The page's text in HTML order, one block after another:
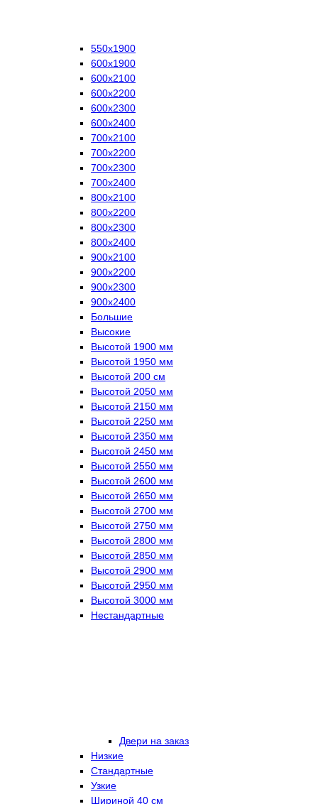
550х1900
600х1900
600х2100
600х2200
600х2300
600х2400
700х2100
700х2200
700х2300
700х2400
800х2100
800х2200
800х2300
800х2400
900х2100
900х2200
900х2300
900х2400
Большие
Высокие
Высотой 1900 мм
Высотой 1950 мм
Высотой 200 см
Высотой 2050 мм
Высотой 2150 мм
Высотой 2250 мм
Высотой 2350 мм
Высотой 2450 мм
Высотой 2550 мм
Высотой 2600 мм
Высотой 2650 мм
Высотой 2700 мм
Высотой 2750 мм
Высотой 2800 мм
Высотой 2850 мм
Высотой 2900 мм
Высотой 2950 мм
Высотой 3000 мм
Нестандартные
Двери на заказ
Низкие
Стандартные
Узкие
Шириной 40 см